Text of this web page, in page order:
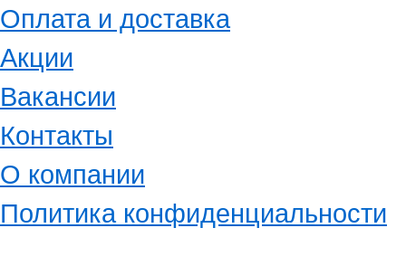
Оплата и доставка
Акции
Вакансии
Контакты
О компании
Политика конфиденциальности